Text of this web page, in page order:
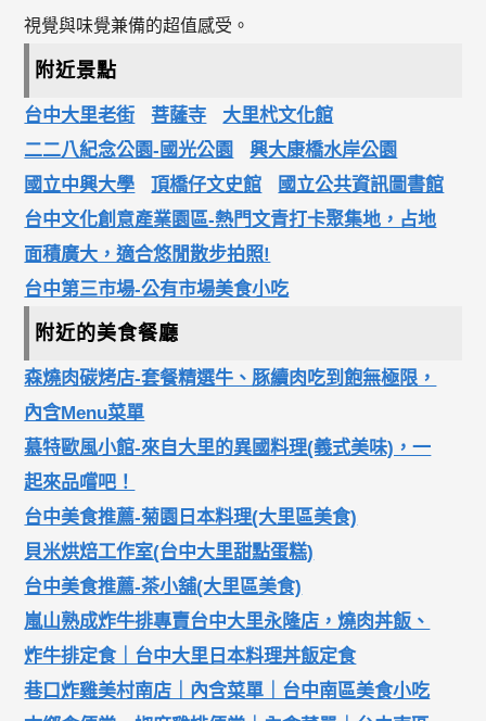
視覺與味覺兼備的超值感受。
附近景點
台中大里老街 菩薩寺
大里杙文化館
二二八紀念公園-國光公園
興大康橋水岸公園
國立中興大學
頂橋仔文史館
國立公共資訊圖書館
台中文化創意產業園區-熱門文青打卡聚集地，占地
面積廣大，適合悠閒散步拍照!
台中第三市場-公有市場美食小吃
附近的美食餐廳
森燒肉碳烤店-套餐精選牛、豚續肉吃到飽無極限，
內含Menu菜單
慕特歐風小館-來自大里的異國料理(義式美味)，一
起來品嚐吧！
台中美食推薦-菊園日本料理(大里區美食)
貝米烘焙工作室(台中大里甜點蛋糕)
台中美食推薦-茶小舖(大里區美食)
嵐山熟成炸牛排專賣台中大里永隆店，燒肉丼飯、
炸牛排定食｜台中大里日本料理丼飯定食
巷口炸雞美村南店｜內含菜單｜台中南區美食小吃